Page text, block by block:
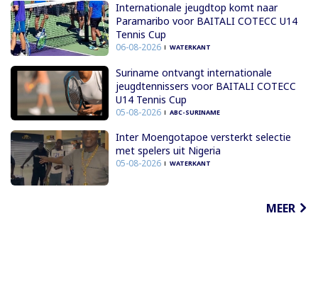
Internationale jeugdtop komt naar
Paramaribo voor BAITALI COTECC U14
Tennis Cup
06-08-2026 WATERKANT
Suriname ontvangt internationale
jeugdtennissers voor BAITALI COTECC
U14 Tennis Cup
05-08-2026 ABC-SURINAME
Inter Moengotapoe versterkt selectie
met spelers uit Nigeria
05-08-2026 WATERKANT
MEER